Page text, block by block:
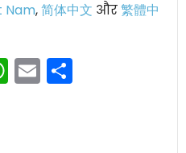
Nam,简体中文 और繁體中
WhatsApp
Email